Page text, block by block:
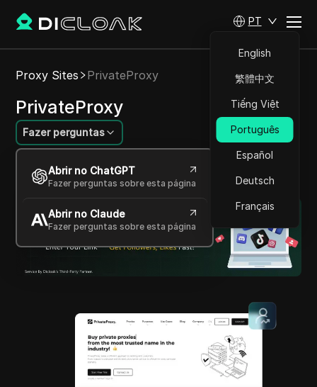
PT
English
繁體中文
Tiếng Việt
Português
Español
Deutsch
Français
Proxy Sites PrivateProxy
PrivateProxy
Fazer perguntas
Abrir no ChatGPT
Fazer perguntas sobre esta página
Abrir no Claude
Fazer perguntas sobre esta página
Proxies de alta qualidade para diferentes
necessidades